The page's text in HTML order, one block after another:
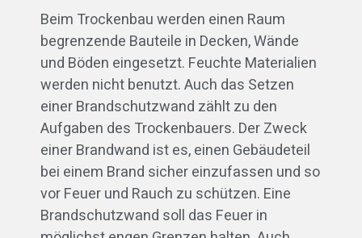
Beim Trockenbau werden einen Raum
begrenzende Bauteile in Decken, Wände
und Böden eingesetzt. Feuchte Materialien
werden nicht benutzt. Auch das Setzen
einer Brandschutzwand zählt zu den
Aufgaben des Trockenbauers. Der Zweck
einer Brandwand ist es, einen Gebäudeteil
bei einem Brand sicher einzufassen und so
vor Feuer und Rauch zu schützen. Eine
Brandschutzwand soll das Feuer in